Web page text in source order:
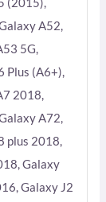
A52,
5G,
Plus (A6+),
2018,
A72,
plus 2018,
Galaxy
Galaxy J2